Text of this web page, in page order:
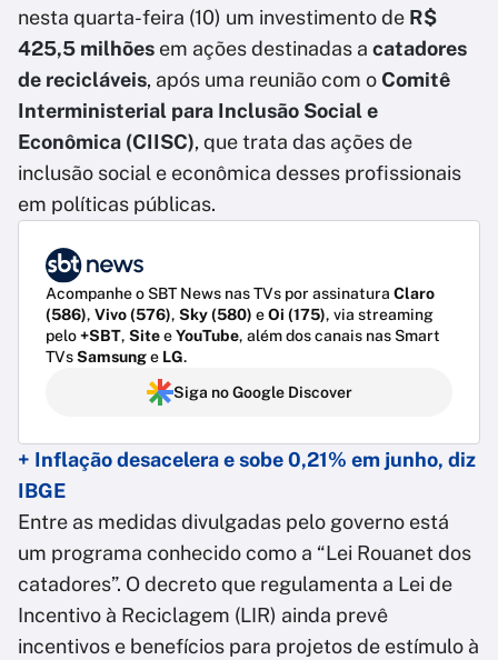
nesta quarta-feira (10) um investimento de R$
425,5 milhões em ações destinadas a catadores
de recicláveis, após uma reunião com oComitê
Interministerial para Inclusão Social e
Econômica (CIISC), que trata das ações de
inclusão social e econômica desses profissionais
em políticas públicas.
Acompanhe o SBT News nas TVs por assinatura Claro
(586), Vivo (576), Sky (580) eOi (175), via streaming
pelo+SBT, SiteeYouTube, além dos canais nas Smart
TVsSamsunge LG.
Siga no Google Discover
+ Inflação desacelera e sobe 0,21% em junho, diz
IBGE
Entre as medidas divulgadas pelo governo está
um programa conhecido como a “Lei Rouanet dos
catadores”. O decreto que regulamenta a Lei de
Incentivo à Reciclagem (LIR) ainda prevê
incentivos e benefícios para projetos de estímulo à